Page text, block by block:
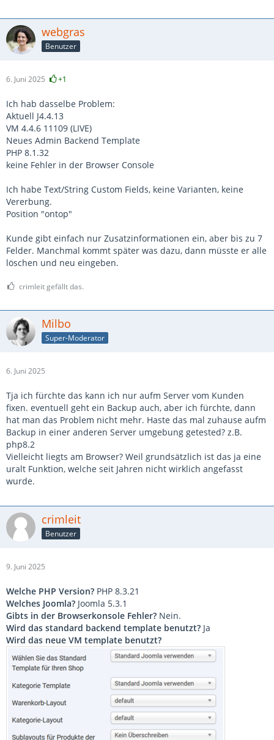
webgras
Benutzer
6. Juni 2025 +1
Ich hab dasselbe Problem:
Aktuell J4.4.13
VM 4.4.6 11109 (LIVE)
Neues Admin Backend Template
PHP 8.1.32
keine Fehler in der Browser Console
Ich habe Text/String Custom Fields, keine Varianten, keine
Vererbung.
Position "ontop"
Kunde gibt einfach nur Zusatzinformationen ein, aber bis zu 7
Felder. Manchmal kommt später was dazu, dann müsste er alle
löschen und neu eingeben.
crimleit gefällt das.
Milbo
Super-Moderator
6. Juni 2025
Tja ich fürchte das kann ich nur aufm Server vom Kunden
fixen. eventuell geht ein Backup auch, aber ich fürchte, dann
hat man das Problem nicht mehr. Haste das mal zuhause aufm
Backup in einer anderen Server umgebung getested? z.B.
php8.2
Vielleicht liegts am Browser? Weil grundsätzlich ist das ja eine
uralt Funktion, welche seit Jahren nicht wirklich angefasst
wurde.
crimleit
Benutzer
9. Juni 2025
Welche PHP Version? PHP 8.3.21
Welches Joomla? Joomla 5.3.1
Gibts in der Browserkonsole Fehler? Nein.
Wird das standard backend template benutzt? Ja
Wird das neue VM template benutzt?